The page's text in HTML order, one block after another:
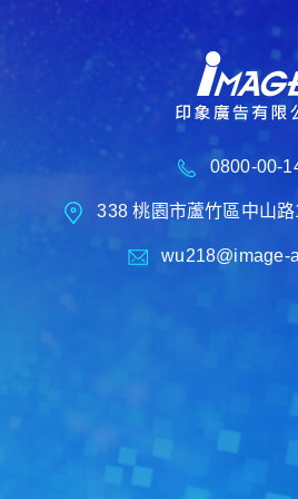
0800-00-
338 桃園市蘆竹區中山
wu218@image-